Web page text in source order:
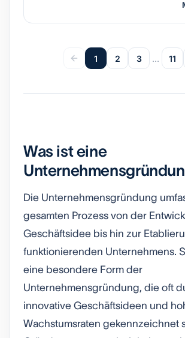
1 2 3 … 11
Was ist eine
Die Unternehmensgründung
gesamten Prozess von der
Geschäftsidee bis hin zur
funktionierenden Unternehmens.
eine besondere Form der
Unternehmensgründung, die oft
innovative Geschäftsideen und
Wachstumsraten gekennzeichnet